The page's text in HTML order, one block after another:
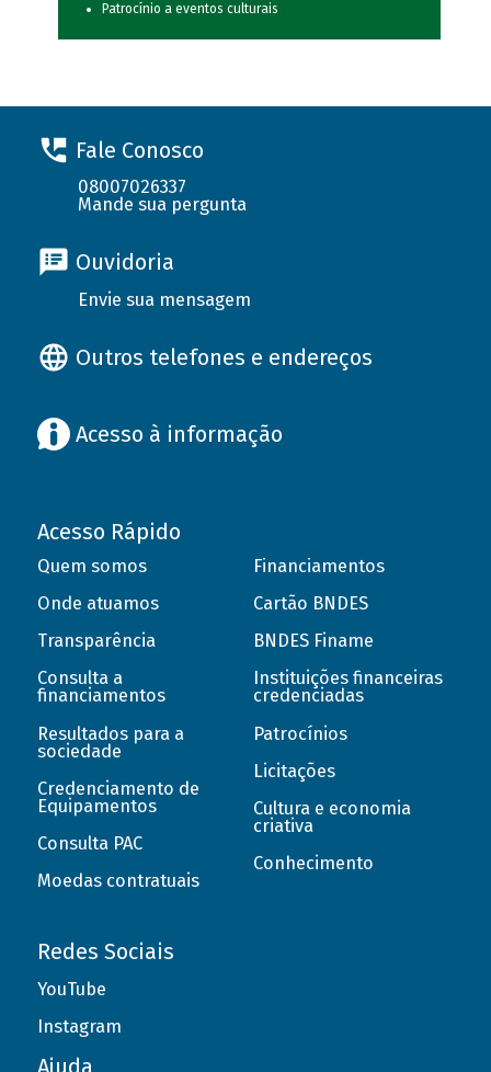
Patrocínio a eventos culturais
Fale Conosco
08007026337
Mande sua pergunta
Ouvidoria
Envie sua mensagem
Outros telefones e endereços
Acesso à informação
Acesso Rápido
Quem somos
Onde atuamos
Transparência
Consulta a
financiamentos
Resultados para a
sociedade
Credenciamento de
Equipamentos
Consulta PAC
Moedas contratuais
Financiamentos
Cartão BNDES
BNDES Finame
Instituições financeiras
credenciadas
Patrocínios
Licitações
Cultura e economia
criativa
Conhecimento
Redes Sociais
YouTube
Instagram
Ajuda